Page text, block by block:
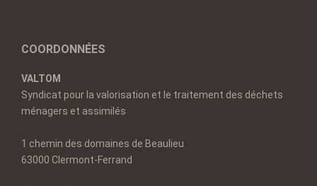
COORDONNÉES
VALTOM
Syndicat pour la valorisation et le traitement des déchets
ménagers et assimilés
1 chemin des domaines de Beaulieu
63000 Clermont-Ferrand